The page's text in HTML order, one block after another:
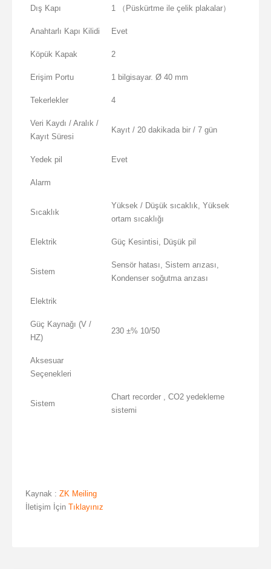
Dış Kapı 1 （Püskürtme ile çelik plakalar）
Anahtarlı Kapı Kilidi Evet
Köpük Kapak 2
Erişim Portu 1 bilgisayar. Ø 40 mm
Tekerlekler 4
Veri Kaydı / Aralık /
Kayıt Süresi
Kayıt / 20 dakikada bir / 7 gün
Yedek pil Evet
Alarm
Sıcaklık
Yüksek / Düşük sıcaklık, Yüksek
ortam sıcaklığı
Elektrik Güç Kesintisi, Düşük pil
Sistem
Sensör hatası, Sistem arızası,
Kondenser soğutma arızası
Elektrik
Güç Kaynağı (V /
HZ)
230 ±% 10/50
Aksesuar
Seçenekleri
Sistem
Chart recorder , CO2 yedekleme
sistemi
Kaynak : ZK Meiling
İletişim İçin Tıklayınız